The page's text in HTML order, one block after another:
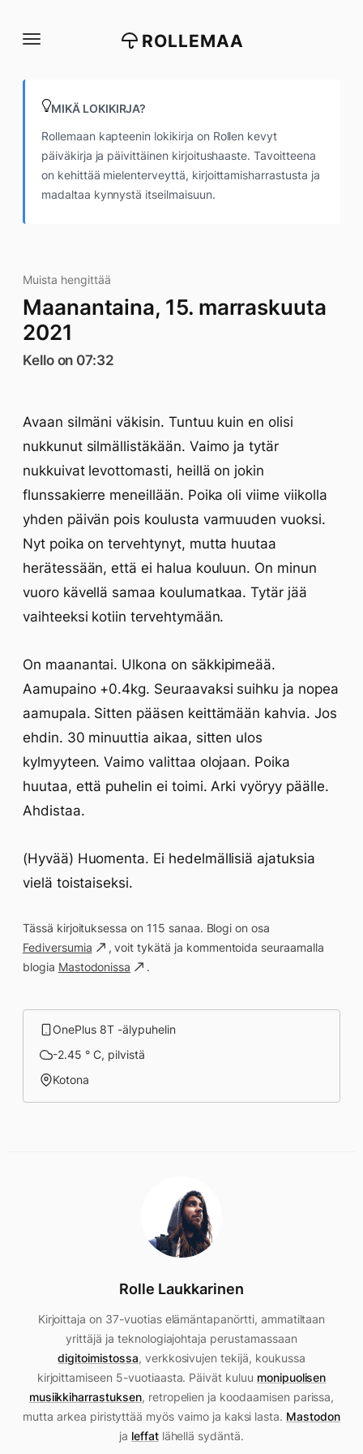
suoraan
ROLLEMAA
MIKÄ LOKIKIRJA?
Rollemaan kapteenin lokikirja on Rollen kevyt
päiväkirja ja päivittäinen kirjoitushaaste. Tavoitteena
on kehittää mielenterveyttä, kirjoittamisharrastusta ja
madaltaa kynnystä itseilmaisuun.
Muista hengittää
Maanantaina, 15. marraskuuta
2021
Kello on 07:32
Avaan silmäni väkisin. Tuntuu kuin en olisi
nukkunut silmällistäkään. Vaimo ja tytär
nukkuivat levottomasti, heillä on jokin
flunssakierre meneillään. Poika oli viime viikolla
yhden päivän pois koulusta varmuuden vuoksi.
Nyt poika on tervehtynyt, mutta huutaa
herätessään, että ei halua kouluun. On minun
vuoro kävellä samaa koulumatkaa. Tytär jää
vaihteeksi kotiin tervehtymään.
On maanantai. Ulkona on säkkipimeää.
Aamupaino +0.4kg. Seuraavaksi suihku ja nopea
aamupala. Sitten pääsen keittämään kahvia. Jos
ehdin. 30 minuuttia aikaa, sitten ulos
kylmyyteen. Vaimo valittaa olojaan. Poika
huutaa, että puhelin ei toimi. Arki vyöryy päälle.
Ahdistaa.
(Hyvää) Huomenta. Ei hedelmällisiä ajatuksia
vielä toistaiseksi.
Tässä kirjoituksessa on 115 sanaa. Blogi on osa
Fediversumia
, voit tykätä ja kommentoida seuraamalla
blogia Mastodonissa .
OnePlus 8T -älypuhelin
-2.45 ° C, pilvistä
Kotona
Rolle Laukkarinen
Kirjoittaja on 37-vuotias elämäntapanörtti, ammatiltaan
yrittäjä ja teknologiajohtaja perustamassaan
digitoimistossa, verkkosivujen tekijä, koukussa
kirjoittamiseen 5-vuotiaasta. Päivät kuluu monipuolisen
musiikkiharrastuksen, retropelien ja koodaamisen parissa,
mutta arkea piristyttää myös vaimo ja kaksi lasta. Mastodon
ja leffatlähellä sydäntä.